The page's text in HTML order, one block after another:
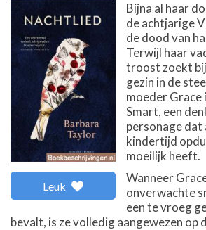
Leuk
Bijna al haar
de achtjarige
de dood van
Terwijl haar
troost zoekt
gezin in de
moeder Grace
Smart, een
personage dat
kindertijd
moeilijk heeft.
Wanneer
onverwachte
een te vroeg
bevalt, is ze volledig aangewezen op